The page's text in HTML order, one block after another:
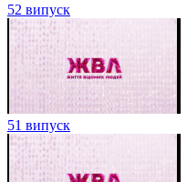
52 випуск
51 випуск